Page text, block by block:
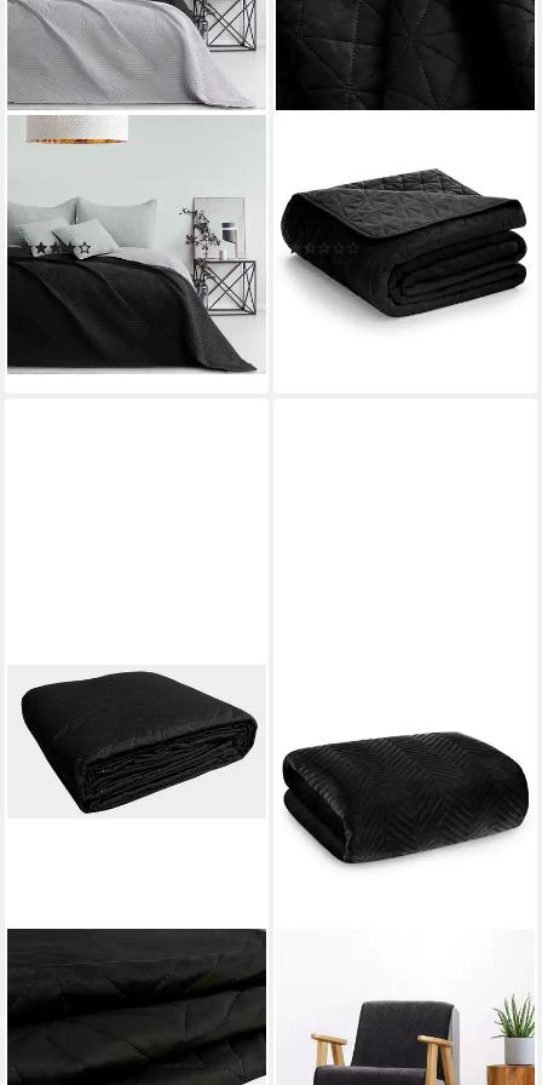
TEXPOT
zweiseitig Ultrasonic
Steppung Raute
(17)
ab 27,99 € UVP32,45 €
lieferbar - in 5-6 Werktagen bei dir
Tagesdecke Bettüberwurf
Ultrasonic zweiseitge
Steppung Samt
ab 41,99 € UVP 48,95 €
-14%
lieferbar - in 5-6 Werktagen bei dir